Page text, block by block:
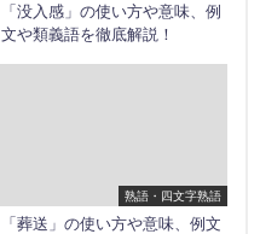
「没入感」の使い方や意味、例
文や類義語を徹底解説！
熟語・四文字熟語
「葬送」の使い方や意味、例文